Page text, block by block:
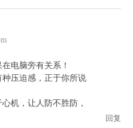
电脑旁有关系！
压迫感，正于你所说
机，让人防不胜防，
回复